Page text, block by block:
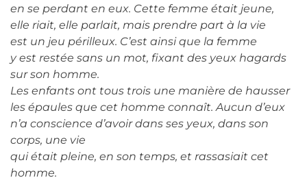
en se perdant en eux. Cette femme était jeune,
elle riait, elle parlait, mais prendre part à la vie
est un jeu périlleux. C’est ainsi que la femme
y est restée sans un mot, fixant des yeux hagards
sur son homme.
Les enfants ont tous trois une manière de hausser
les épaules que cet homme connaît. Aucun d’eux
n’a conscience d’avoir dans ses yeux, dans son
corps, une vie
qui était pleine, en son temps, et rassasiait cet
homme.